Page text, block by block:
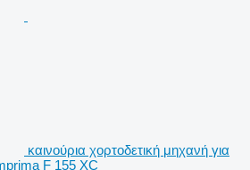
καινούρια χορτοδετική μηχανή για
F 155 XC